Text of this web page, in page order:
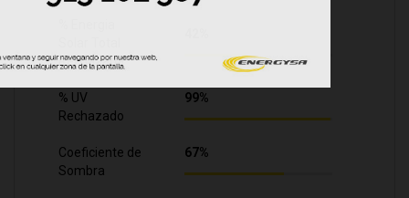
Rechazada
% UV
Rechazado
99%
Coeficiente de
Sombra
67%